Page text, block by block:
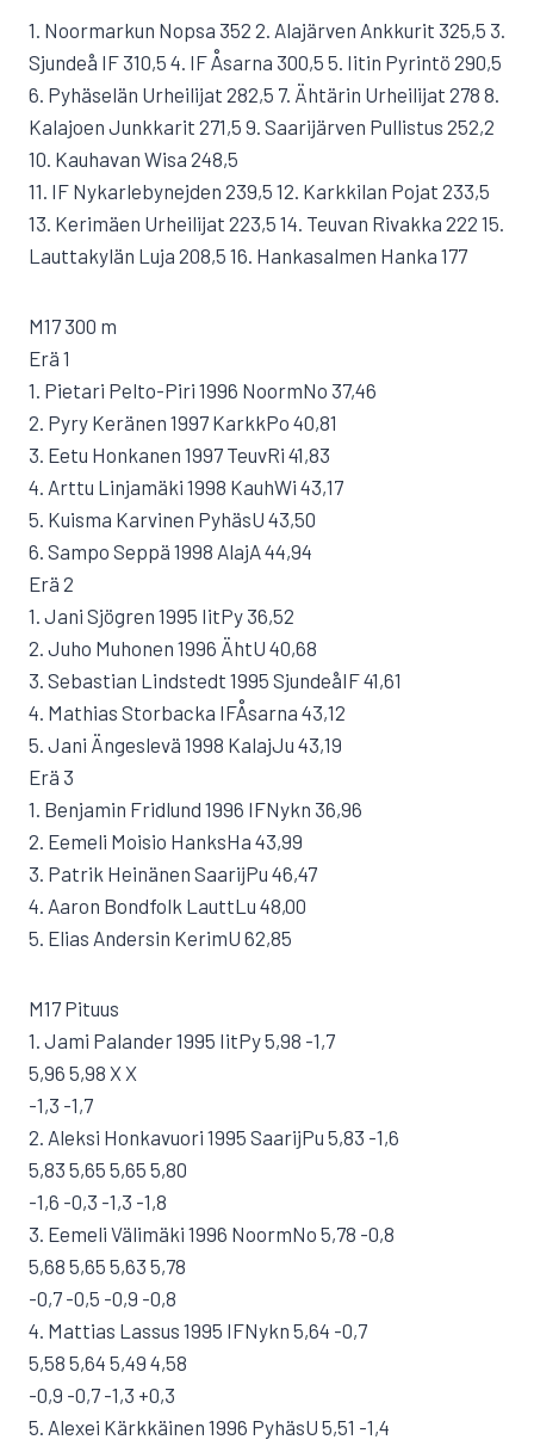
1. Noormarkun Nopsa 352 2. Alajärven Ankkurit 325,5 3.
Sjundeå IF 310,5 4. IF Åsarna 300,5 5. Iitin Pyrintö 290,5
6. Pyhäselän Urheilijat 282,5 7. Ähtärin Urheilijat 278 8.
Kalajoen Junkkarit 271,5 9. Saarijärven Pullistus 252,2
10. Kauhavan Wisa 248,5
11. IF Nykarlebynejden 239,5 12. Karkkilan Pojat 233,5
13. Kerimäen Urheilijat 223,5 14. Teuvan Rivakka 222 15.
Lauttakylän Luja 208,5 16. Hankasalmen Hanka 177
M17 300 m
Erä 1
1. Pietari Pelto-Piri 1996 NoormNo 37,46
2. Pyry Keränen 1997 KarkkPo 40,81
3. Eetu Honkanen 1997 TeuvRi 41,83
4. Arttu Linjamäki 1998 KauhWi 43,17
5. Kuisma Karvinen PyhäsU 43,50
6. Sampo Seppä 1998 AlajA 44,94
Erä 2
1. Jani Sjögren 1995 IitPy 36,52
2. Juho Muhonen 1996 ÄhtU 40,68
3. Sebastian Lindstedt 1995 SjundeåIF 41,61
4. Mathias Storbacka IFÅsarna 43,12
5. Jani Ängeslevä 1998 KalajJu 43,19
Erä 3
1. Benjamin Fridlund 1996 IFNykn 36,96
2. Eemeli Moisio HanksHa 43,99
3. Patrik Heinänen SaarijPu 46,47
4. Aaron Bondfolk LauttLu 48,00
5. Elias Andersin KerimU 62,85
M17 Pituus
1. Jami Palander 1995 IitPy 5,98 -1,7
5,96 5,98 X X
-1,3 -1,7
2. Aleksi Honkavuori 1995 SaarijPu 5,83 -1,6
5,83 5,65 5,65 5,80
-1,6 -0,3 -1,3 -1,8
3. Eemeli Välimäki 1996 NoormNo 5,78 -0,8
5,68 5,65 5,63 5,78
-0,7 -0,5 -0,9 -0,8
4. Mattias Lassus 1995 IFNykn 5,64 -0,7
5,58 5,64 5,49 4,58
-0,9 -0,7 -1,3 +0,3
5. Alexei Kärkkäinen 1996 PyhäsU 5,51 -1,4